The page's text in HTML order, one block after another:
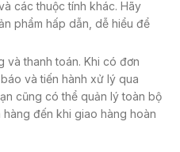
các thuộc tính khác. Hãy
phẩm hấp dẫn, dễ hiểu để
và thanh toán. Khi có đơn
và tiến hành xử lý qua
cũng có thể quản lý toàn bộ
đến khi giao hàng hoàn